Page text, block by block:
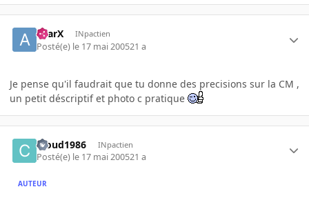
aYarX INpactien
Posté(e) le 17 mai 200521 a
Je pense qu'il faudrait que tu donne des precisions sur la CM ,
un petit déscriptif et photo c pratique
Cloud1986 INpactien
Posté(e) le 17 mai 200521 a
AUTEUR